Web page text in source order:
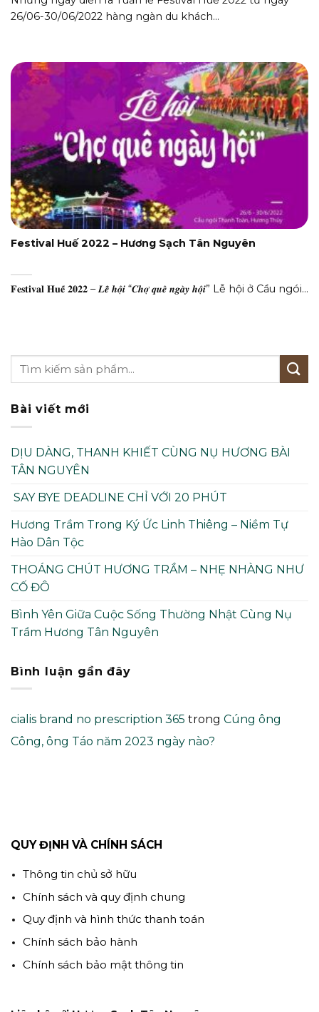
26/06-30/06/2022 hàng ngàn du khách...
Festival Huế 2022 – Hương Sạch Tân Nguyên
𝐅𝐞𝐬𝐭𝐢𝐯𝐚𝐥 𝐇𝐮𝐞̂́ 𝟐𝟎𝟐𝟐 – 𝑳𝒆̂̃ 𝒉𝒐̣̂𝒊 “𝑪𝒉𝒐̛̣ 𝒒𝒖𝒆̂ 𝒏𝒈𝒂̀𝒚 𝒉𝒐̣̂𝒊” Lễ hội ở Cầu ngói...
Bài viết mới
DỊU DÀNG, THANH KHIẾT CÙNG NỤ HƯƠNG BÀI
TÂN NGUYÊN
SAY BYE DEADLINE CHỈ VỚI 20 PHÚT
Hương Trầm Trong Ký Ức Linh Thiêng – Niềm Tự
Hào Dân Tộc
THOÁNG CHÚT HƯƠNG TRẦM – NHẸ NHÀNG NHƯ
CỐ ĐÔ
Bình Yên Giữa Cuộc Sống Thường Nhật Cùng Nụ
Trầm Hương Tân Nguyên
Bình luận gần đây
cialis brand no prescription 365 trong Cúng ông
Công, ông Táo năm 2023 ngày nào?
QUY ĐỊNH VÀ CHÍNH SÁCH
Thông tin chủ sở hữu
Chính sách và quy định chung
Quy định và hình thức thanh toán
Chính sách bảo hành
Chính sách bảo mật thông tin